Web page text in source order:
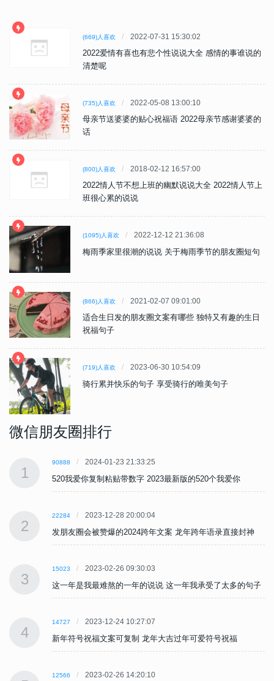
(669)人喜欢 2022-07-31 15:30:02
2022爱情有喜也有悲个性说说大全 感情的事谁说的
清楚呢
(735)人喜欢 2022-05-08 13:00:10
母亲节送婆婆的贴心祝福语 2022母亲节感谢婆婆的
话
(800)人喜欢 2018-02-12 16:57:00
2022情人节不想上班的幽默说说大全 2022情人节上
班很心累的说说
(1095)人喜欢 2022-12-12 21:36:08
梅雨季家里很潮的说说 关于梅雨季节的朋友圈短句
(866)人喜欢 2021-02-07 09:01:00
适合生日发的朋友圈文案有哪些 独特又有趣的生日
祝福句子
(719)人喜欢 2023-06-30 10:54:09
骑行累并快乐的句子 享受骑行的唯美句子
微信朋友圈排行
1
90888 2024-01-23 21:33:25
520我爱你复制粘贴带数字 2023最新版的520个我爱你
2
22284 2023-12-28 20:00:04
发朋友圈会被赞爆的2024跨年文案 龙年跨年语录直接封神
3
15023 2023-02-26 09:30:03
这一年是我最难熬的一年的说说 这一年我承受了太多的句子
4
14727 2023-12-24 10:27:07
新年符号祝福文案可复制 龙年大吉过年可爱符号祝福
12566 2023-02-26 14:20:10